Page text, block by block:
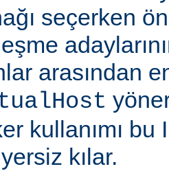
seçerken
arasından
kullanımı bu
kılar.